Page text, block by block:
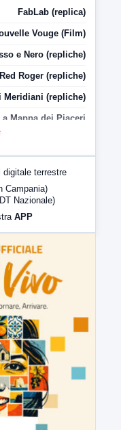
FabLab (replica)
Vouge (Film)
e Nero (repliche)
Roger (repliche)
Meridiani (repliche)
Mappa dei Piaceri
LabNews (Diretta)
LabNews (replica)
digitale terrestre
Campania)
Nazionale)
APP